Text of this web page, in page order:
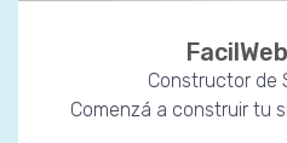
Constructor de
Comenzá a construir tu